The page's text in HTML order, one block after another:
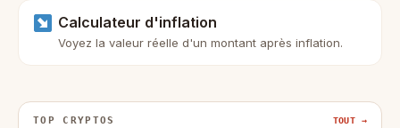
Calculateur d'inflation
Voyez la valeur réelle d'un montant après inflation.
TOP CRYPTOS TOUT →